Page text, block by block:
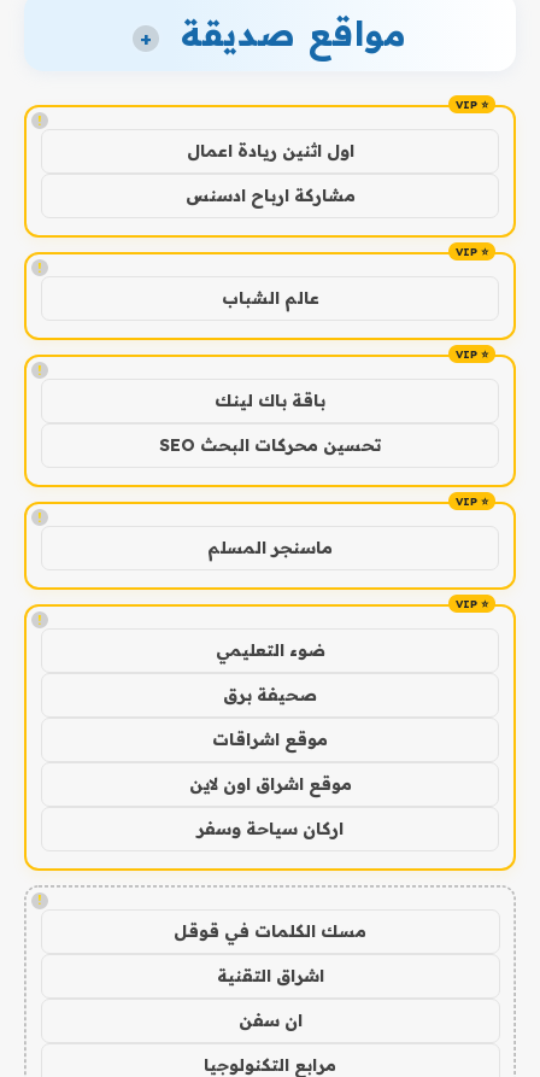
مواقع صديقة +
!
اول اثنين ريادة اعمال
مشاركة ارباح ادسنس
!
عالم الشباب
!
باقة باك لينك
تحسين محركات البحث SEO
!
ماسنجر المسلم
!
ضوء التعليمي
صحيفة برق
موقع اشراقات
موقع اشراق اون لاين
اركان سياحة وسفر
!
مسك الكلمات في قوقل
اشراق التقنية
ان سفن
مرابع التكنولوجيا